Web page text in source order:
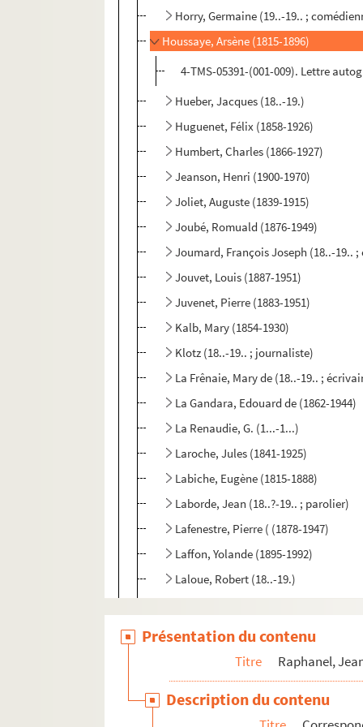
Horry, Germaine (19..-19.. ;
Houssaye, Arsène (1815-1896)
4-TMS-05391-(001-009). Lettre
Hueber, Jacques (18..-19.)
Huguenet, Félix (1858-1926)
Humbert, Charles (1866-1927)
Jeanson, Henri (1900-1970)
Joliet, Auguste (1839-1915)
Joubé, Romuald (1876-1949)
Joumard, François Joseph (18..-19..
Jouvet, Louis (1887-1951)
Juvenet, Pierre (1883-1951)
Kalb, Mary (1854-1930)
Klotz (18..-19.. ; journaliste)
La Frênaie, Mary de (18..-19.. ;
La Gandara, Edouard de (1862-1944)
La Renaudie, G. (1...-1...)
Laroche, Jules (1841-1925)
Labiche, Eugène (1815-1888)
Laborde, Jean (18..?-19.. ; parolier)
Lafenestre, Pierre ( (1878-1947)
Laffon, Yolande (1895-1992)
Laloue, Robert (18..-19.)
Lamy, Charles (1857-1940)
Lamy, Madame Charles (18..-19.)
Lancret, Bernard (1912-1983)
Landois, Jean (18..-19.)
Présentation du contenu
Titre Raphanel,
Description du contenu